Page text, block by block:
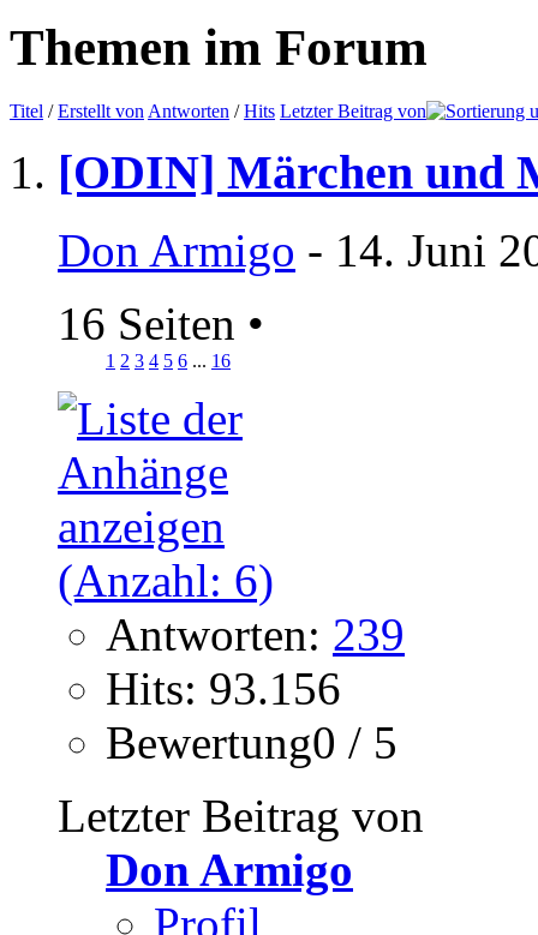
Themen im Forum
Titel /Erstellt von Antworten /Hits Letzter Beitrag von
[ODIN] Märchen und
Don Armigo - 14. Juni
16 Seiten •
1 2 3 4 5 6 ... 16
Antworten: 239
Hits: 93.156
Bewertung0 / 5
Letzter Beitrag von
Don Armigo
Profil